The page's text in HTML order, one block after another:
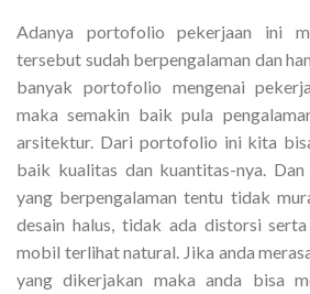
Adanya portofolio pekerjaan ini
tersebut sudah berpengalaman dan
banyak portofolio mengenai
maka semakin baik pula
arsitektur. Dari portofolio ini kita
baik kualitas dan kuantitas-nya.
yang berpengalaman tentu tidak
desain halus, tidak ada distorsi
mobil terlihat natural. Jika anda
yang dikerjakan maka anda bisa